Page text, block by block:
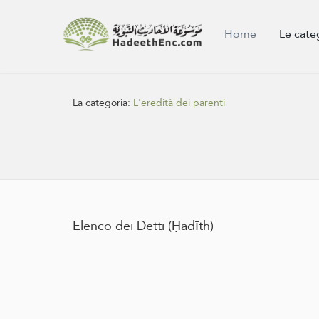
Home Le
La categoria: L'eredità dei parenti
Elenco dei Detti (Ḥadīth)